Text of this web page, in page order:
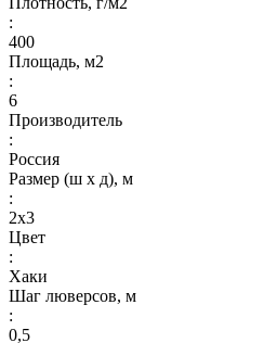
:
400
Площадь, м2
:
6
Производитель
:
Россия
Размер (ш х д), м
:
2х3
Цвет
:
Хаки
Шаг люверсов, м
:
0,5